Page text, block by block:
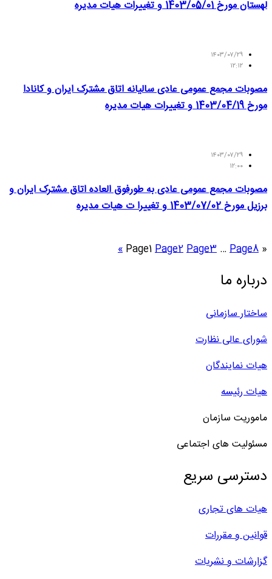
لهستان مورخ 1403/05/01 و تغییرات هیات مدیره
۱۴۰۳/۰۷/۲۹
۱۲:۱۲
مصوبات مجمع عمومی عادی سالیانه اتاق مشترک ایران و کانادا
مورخ 1403/04/19 و تغییرات هیات مدیره
۱۴۰۳/۰۷/۲۹
۱۲:۰۰
مصوبات مجمع عمومی عادی به طورفوق العاده اتاق مشترک ایران و
برزیل مورخ 1403/07/02 و تغییرا ت هیات مدیره
«
Page1Page2Page3 … Page8
»
درباره ما
ساختار سازمانی
شورای عالی نظارت
هیات نمایندگان
هیات رئیسه
ماموریت سازمان
مسئولیت های اجتماعی
دسترسی سریع
هیات های تجاری
قوانین و مقررات
گزارشات و نشریات